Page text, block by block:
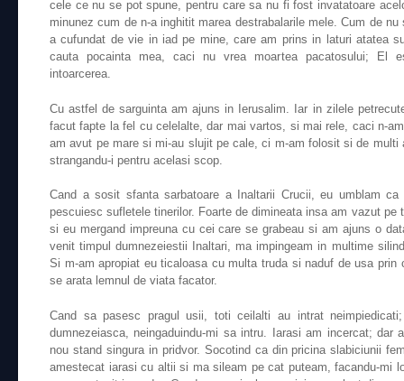
cele ce nu se pot spune, pentru care sa nu fi fost invatatoare
minunez cum de n-a inghitit marea destrabalarile mele. Cum de
a cufundat de vie in iad pe mine, care am prins in laturi atatea
cauta pocainta mea, caci nu vrea moartea pacatosului; El
intoarcerea.
Cu astfel de sarguinta am ajuns in Ierusalim. Iar in zilele
facut fapte la fel cu celelalte, dar mai vartos, si mai rele, caci n-
am avut pe mare si mi-au slujit pe cale, ci m-am folosit si de
strangandu-i pentru acelasi scop.
Cand a sosit sfanta sarbatoare a Inaltarii Crucii, eu umblam
pescuiesc sufletele tinerilor. Foarte de dimineata insa am vazut pe
si eu mergand impreuna cu cei care se grabeau si am ajuns o
venit timpul dumnezeiestii Inaltari, ma impingeam in multime
Si m-am apropiat eu ticaloasa cu multa truda si naduf de usa prin
se arata lemnul de viata facator.
Cand sa pasesc pragul usii, toti ceilalti au intrat
dumnezeiasca, neingaduindu-mi sa intru. Iarasi am incercat;
nou stand singura in pridvor. Socotind ca din pricina slabiciunii
amestecat iarasi cu altii si ma sileam pe cat puteam, facandu-mi